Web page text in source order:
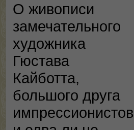
О живописи
замечательного
художника
Гюстава
Кайботта,
большого друга
импрессионистов